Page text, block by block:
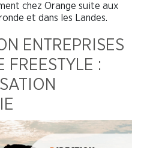
chez Orange suite aux
et dans les Landes.
ENTREPRISES
FREESTYLE :